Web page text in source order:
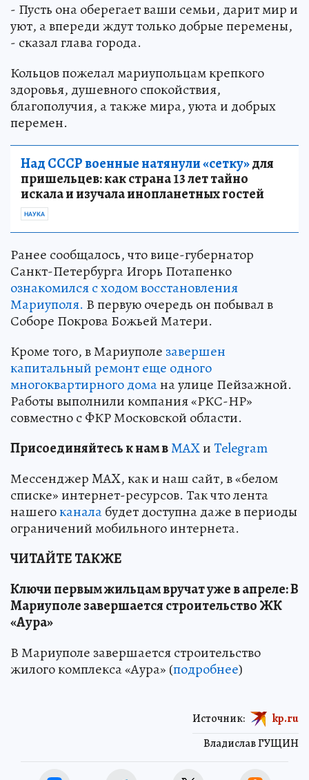
- Пусть она оберегает ваши семьи, дарит мир и
уют, а впереди ждут только добрые перемены,
- сказал глава города.
Кольцов пожелал мариупольцам крепкого
здоровья, душевного спокойствия,
благополучия, а также мира, уюта и добрых
перемен.
Над СССР военные натянули «сетку»для
пришельцев: как страна 13 лет тайно
искала и изучала инопланетных гостей
НАУКА
Ранее сообщалось, что вице-губернатор
Санкт-Петербурга Игорь Потапенко
ознакомился с ходом восстановления
Мариуполя. В первую очередь он побывал в
Соборе Покрова Божьей Матери.
Кроме того, в Мариуполе завершен
капитальный ремонт еще одного
многоквартирного домана улице Пейзажной.
Работы выполнили компания «РКС-НР»
совместно с ФКР Московской области.
Присоединяйтесь к нам вMAXиTelegram
Мессенджер MAX, как и наш сайт, в «белом
списке» интернет-ресурсов. Так что лента
нашегоканалабудет доступна даже в периоды
ограничений мобильного интернета.
ЧИТАЙТЕ ТАКЖЕ
Ключи первым жильцам вручат уже в апреле: В
Мариуполе завершается строительство ЖК
«Аура»
В Мариуполе завершается строительство
жилого комплекса «Аура» (подробнее)
Владислав ГУЩИН
Источник: kp.ru